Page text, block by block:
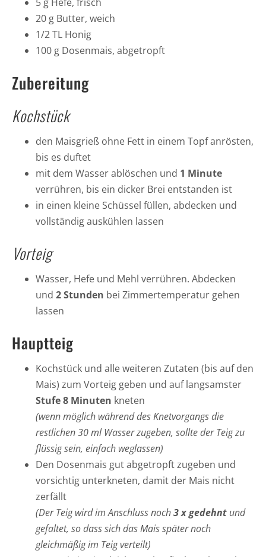
20 g Butter, weich
1/2 TL Honig
100 g Dosenmais, abgetropft
Zubereitung
Kochstück
den Maisgrieß ohne Fett in einem Topf anrösten,
bis es duftet
mit dem Wasser ablöschen und 1 Minute
verrühren, bis ein dicker Brei entstanden ist
in einen kleine Schüssel füllen, abdecken und
vollständig auskühlen lassen
Vorteig
Wasser, Hefe und Mehl verrühren. Abdecken
und 2 Stunden bei Zimmertemperatur gehen
lassen
Hauptteig
Kochstück und alle weiteren Zutaten (bis auf den
Mais) zum Vorteig geben und auf langsamster
Stufe 8 Minuten kneten
(wenn möglich während des Knetvorgangs die
restlichen 30 ml Wasser zugeben, sollte der Teig zu
flüssig sein, einfach weglassen)
Den Dosenmais gut abgetropft zugeben und
vorsichtig unterkneten, damit der Mais nicht
zerfällt
(Der Teig wird im Anschluss noch3 x gedehntund
gefaltet, so dass sich das Mais später noch
gleichmäßig im Teig verteilt)